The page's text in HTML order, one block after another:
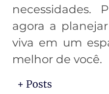
necessidades.
agora a
viva em um
melhor de você.
+ Posts